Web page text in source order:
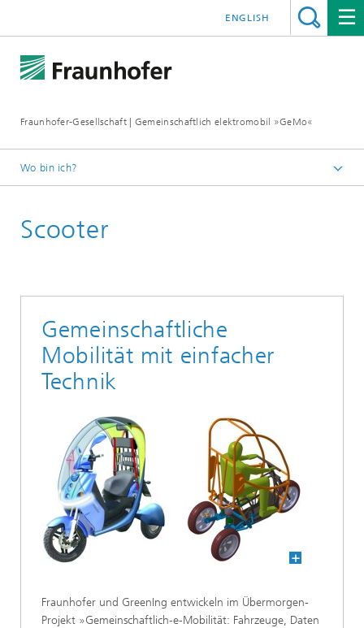
Fraunhofer-Gesellschaft | Gemeinschaftlich elektromobil »GeMo«
ENGLISH
Wo bin ich?
Technologien
Scooter
Gemeinschaftliche
Mobilität mit einfacher
Technik
Fraunhofer und GreenIng entwickeln im Übermorgen-
Projekt »Gemeinschaftlich-e-Mobilität: Fahrzeuge, Daten